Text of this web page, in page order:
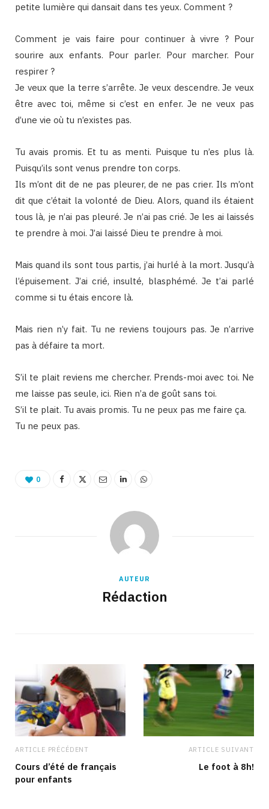
petite lumière qui dansait dans tes yeux. Comment ?
Comment je vais faire pour continuer à vivre ? Pour
sourire aux enfants. Pour parler. Pour marcher. Pour
respirer ?
Je veux que la terre s’arrête. Je veux descendre. Je veux
être avec toi, même si c’est en enfer. Je ne veux pas
d’une vie où tu n’existes pas.
Tu avais promis. Et tu as menti. Puisque tu n’es plus là.
Puisqu’ils sont venus prendre ton corps.
Ils m’ont dit de ne pas pleurer, de ne pas crier. Ils m’ont
dit que c’était la volonté de Dieu. Alors, quand ils étaient
tous là, je n’ai pas pleuré. Je n’ai pas crié. Je les ai laissés
te prendre à moi. J’ai laissé Dieu te prendre à moi.
Mais quand ils sont tous partis, j’ai hurlé à la mort. Jusqu’à
l’épuisement. J’ai crié, insulté, blasphémé. Je t’ai parlé
comme si tu étais encore là.
Mais rien n’y fait. Tu ne reviens toujours pas. Je n’arrive
pas à défaire ta mort.
S’il te plait reviens me chercher. Prends-moi avec toi. Ne
me laisse pas seule, ici. Rien n’a de goût sans toi.
S’il te plait. Tu avais promis. Tu ne peux pas me faire ça.
Tu ne peux pas.
0
AUTEUR
Rédaction
ARTICLE PRÉCÉDENT
Cours d’été de français
pour enfants
ARTICLE SUIVANT
Le foot à 8h!